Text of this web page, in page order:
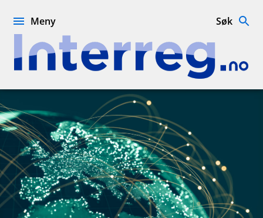
Interreg.no
Meny Søk
URBACT